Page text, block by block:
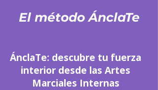
ÁnclaTe: descubre tu fuerza
interior desde las Artes
Marciales Internas
El método ÁnclaTe